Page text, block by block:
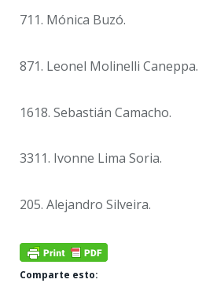
711. Mónica Buzó.
871. Leonel Molinelli Caneppa.
1618. Sebastián Camacho.
3311. Ivonne Lima Soria.
205. Alejandro Silveira.
Comparte esto: